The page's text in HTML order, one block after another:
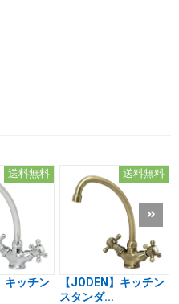
送料無料
キッチン
送料無料
【JODEN】キッチン
スタンダ...